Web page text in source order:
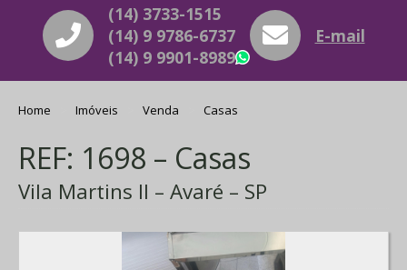
(14) 3733-1515
(14) 9 9786-6737
(14) 9 9901-8989
WhatsApp
E-mail
Home Imóveis Venda Casas
REF: 1698 – Casas
Vila Martins II – Avaré – SP